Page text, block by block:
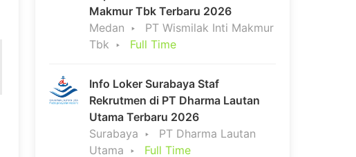
Makmur Tbk Terbaru 2026
Medan
PT Wismilak Inti Makmur
Tbk
Full Time
Info Loker Surabaya Staf
Rekrutmen di PT Dharma Lautan
Utama Terbaru 2026
Surabaya
PT Dharma Lautan
Utama
Full Time